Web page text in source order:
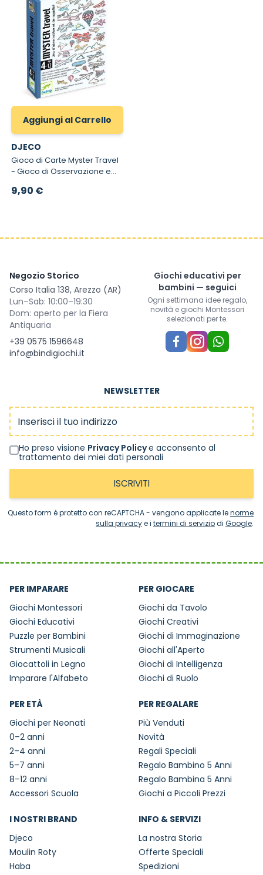
Aggiungi al Carrello
DJECO
Gioco di Carte Myster Travel
- Gioco di Osservazione e
anni
9,90 €
Negozio Storico
Corso Italia 138, Arezzo (AR)
Lun–Sab: 10:00–19:30
Dom: aperto per la Fiera
Antiquaria
+39 0575 1596648
info@bindigiochi.it
Giochi educativi per
bambini — seguici
Ogni settimana idee regalo,
novità e giochi Montessori
selezionati per te.
NEWSLETTER
Indirizzo email
Ho preso visione Privacy Policye acconsento al
trattamento dei miei dati personali
ISCRIVITI
Questo form è protetto con reCAPTCHA - vengono applicate lenorme
sulla privacye i termini di serviziodi Google.
PER IMPARARE
Giochi Montessori
Giochi Educativi
Puzzle per Bambini
Strumenti Musicali
Giocattoli in Legno
Imparare l'Alfabeto
PER GIOCARE
Giochi da Tavolo
Giochi Creativi
Giochi di Immaginazione
Giochi all'Aperto
Giochi di Intelligenza
Giochi di Ruolo
PER ETÀ
Giochi per Neonati
0–2 anni
2–4 anni
5–7 anni
8–12 anni
Accessori Scuola
PER REGALARE
Più Venduti
Novità
Regali Speciali
Regalo Bambino 5 Anni
Regalo Bambina 5 Anni
Giochi a Piccoli Prezzi
I NOSTRI BRAND
Djeco
Moulin Roty
Haba
INFO & SERVIZI
La nostra Storia
Offerte Speciali
Spedizioni